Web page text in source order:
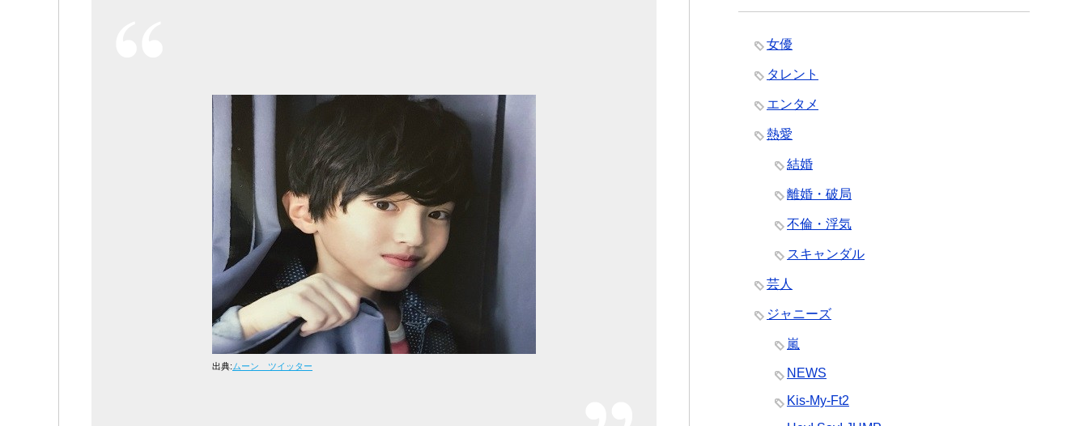
出典: ムーン ツイッター
女優
タレント
エンタメ
熱愛
結婚
離婚・破局
不倫・浮気
スキャンダル
芸人
ジャニーズ
嵐
NEWS
Kis-My-Ft2